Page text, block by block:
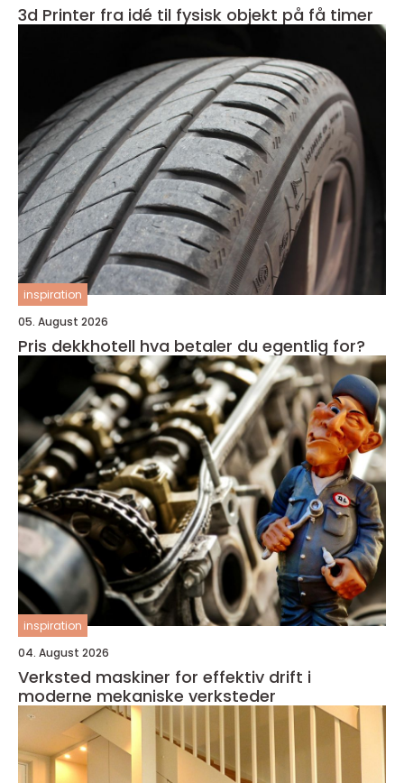
3d Printer fra idé til fysisk objekt på få timer
inspiration
05. August 2026
Pris dekkhotell hva betaler du egentlig for?
inspiration
04. August 2026
Verksted maskiner for effektiv drift i
moderne mekaniske verksteder